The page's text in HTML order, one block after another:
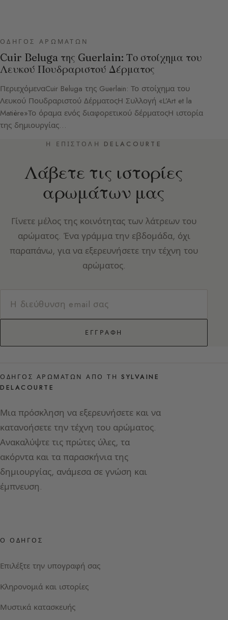
ΟΔΗΓΌΣ ΑΡΩΜΆΤΩΝ
Cuir Beluga της Guerlain: Το στοίχημα του
Λευκού Πουδραριστού Δέρματος
ΠεριεχόμεναCuir Beluga της Guerlain: Το στοίχημα του
Λευκού Πουδραριστού ΔέρματοςΗ Συλλογή «L’Art et la
Matière»Το όραμα ενός διαφορετικού δέρματοςΗ ιστορία
της δημιουργίας…
Η ΕΠΙΣΤΟΛΉ DELACOURTE
Λάβετε τις ιστορίες
αρωμάτων μας
Γίνετε μέλος της κοινότητας των λάτρεων του
αρώματος. Ένα γράμμα την εβδομάδα, όχι
παραπάνω, για να εξερευνήσετε την τέχνη του
αρώματος.
ΕΓΓΡΑΦΉ
ΟΔΗΓΌΣ ΑΡΩΜΆΤΩΝ ΑΠΌ ΤΗ SYLVAINE
DELACOURTE
Μια πρόσκληση να εξερευνήσετε και να
κατανοήσετε την τέχνη του αρώματος.
Ανακαλύψτε τις πρώτες ύλες, τα
ακόρντα και τα παρασκήνια της
δημιουργίας, ανάμεσα σε γνώση και
έμπνευση.
Ο ΟΔΗΓΌΣ
Επιλέξτε την υπογραφή σας
Κληρονομιά και ιστορίες
Μυστικά κατασκευής